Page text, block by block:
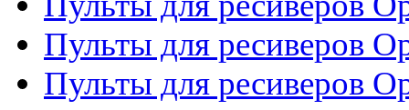
Пульты для ресиверов
Пульты для ресиверов